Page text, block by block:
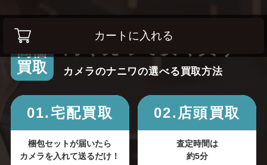
カートに入れる
高価
買取
高く売って安く買う！
カメラのナニワの選べる買取方法
01.宅配買取
梱包セットが届いたら
カメラを入れて送るだけ！
02.店頭買取
査定時間は
約5分